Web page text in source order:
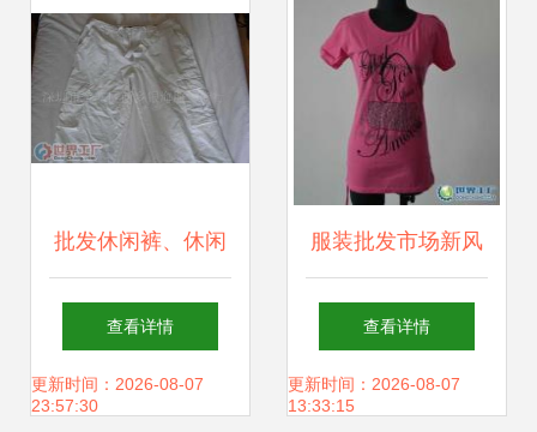
批发休闲裤、休闲
服与工作服的首选
平台——世界工厂
查看详情
更新时间：2026-08-07
23:57:30
服装批发市场新风
向 泸州、东莞与深
圳库存尾货清仓攻
查看详情
更新时间：2026-08-07
13:33:15